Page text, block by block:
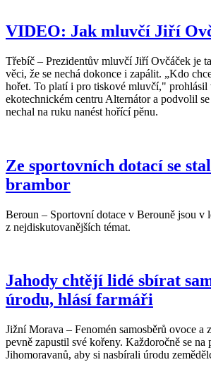
VIDEO: Jak mluvčí Jiří
Třebíč – Prezidentův mluvčí Jiří Ovčáček je
věci, že se nechá dokonce i zapálit. „Kdo
hořet. To platí i pro tiskové mluvčí," prohlásil
ekotechnickém centru Alternátor a podvolil
nechal na ruku nanést hořící pěnu.
Ze sportovních dotací se
brambor
Beroun – Sportovní dotace v Berouně jsou v
z nejdiskutovanějších témat.
Jahody chtějí lidé sbírat
úrodu, hlásí farmáři
Jižní Morava – Fenomén samosběrů ovoce a
pevně zapustil své kořeny. Každoročně se
Jihomoravanů, aby si nasbírali úrodu